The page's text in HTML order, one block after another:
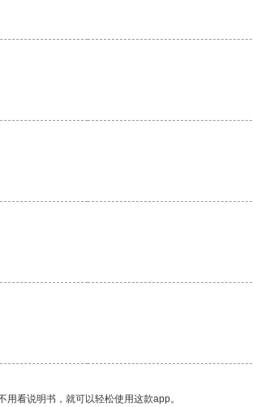
看说明书，就可以轻松使用这款app。